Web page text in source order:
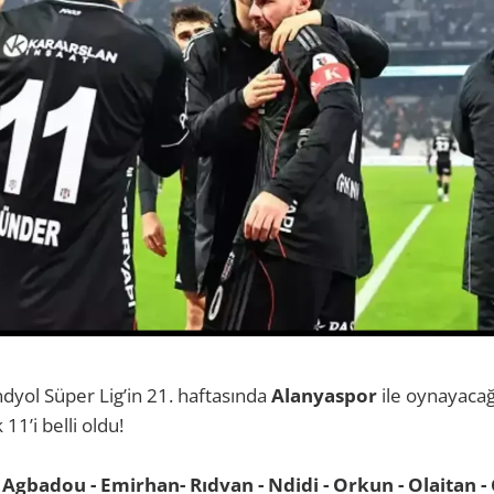
Süper Lig’in 21. haftasında Alanyaspor ile
11’i belli oldu!
- Emirhan- Rıdvan - Ndidi - Orkun - Olaitan -